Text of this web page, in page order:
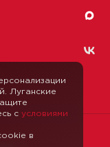
Луганские
с условиями
в